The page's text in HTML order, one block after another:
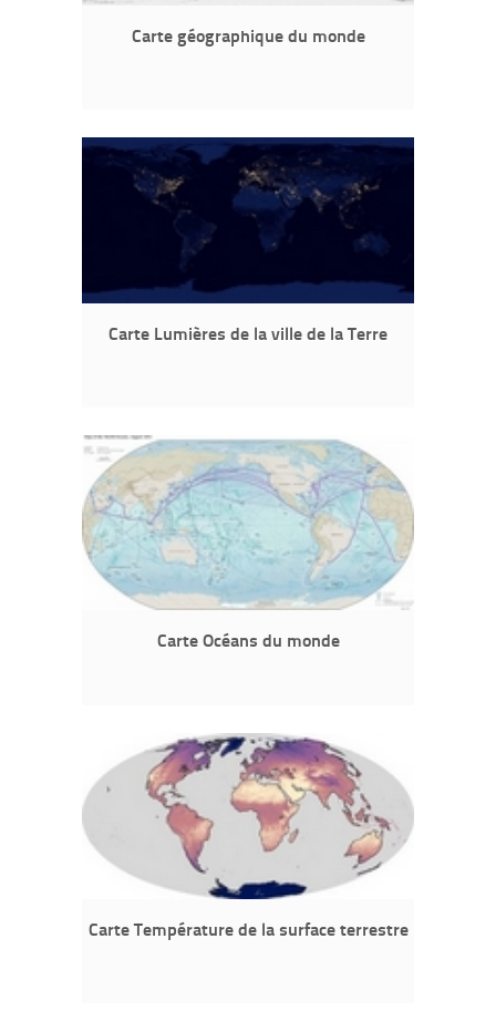
Carte géographique du monde
Carte Lumières de la ville de la Terre
Carte Océans du monde
Carte Température de la surface terrestre